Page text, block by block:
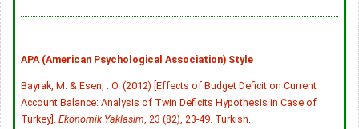
APA (American Psychological Association) Style
Bayrak, M. & Esen, . O. (2012) [Effects of Budget Deficit on Current
Account Balance: Analysis of Twin Deficits Hypothesis in Case of
Turkey]. Ekonomik Yaklasim , 23 (82), 23-49. Turkish.